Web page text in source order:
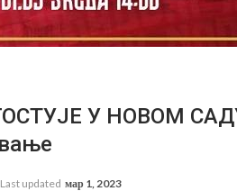
У НОВОМ
Last updated мар 1, 2023